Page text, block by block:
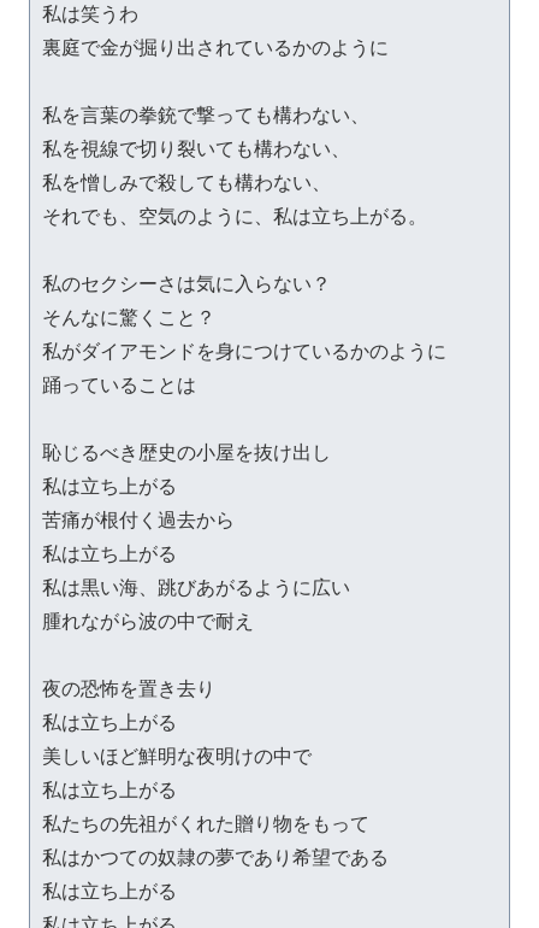
私は笑うわ
裏庭で金が掘り出されているかのように
私を言葉の拳銃で撃っても構わない、
私を視線で切り裂いても構わない、
私を憎しみで殺しても構わない、
それでも、空気のように、私は立ち上がる。
私のセクシーさは気に入らない？
そんなに驚くこと？
私がダイアモンドを身につけているかのように
踊っていることは
恥じるべき歴史の小屋を抜け出し
私は立ち上がる
苦痛が根付く過去から
私は立ち上がる
私は黒い海、跳びあがるように広い
腫れながら波の中で耐え
夜の恐怖を置き去り
私は立ち上がる
美しいほど鮮明な夜明けの中で
私は立ち上がる
私たちの先祖がくれた贈り物をもって
私はかつての奴隷の夢であり希望である
私は立ち上がる